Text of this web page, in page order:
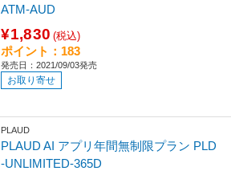
ATM-AUD
¥1,830 (税込)
ポイント：183
発売日：2021/09/03発売
お取り寄せ
PLAUD
PLAUD AI アプリ年間無制限プラン PLD
-UNLIMITED-365D